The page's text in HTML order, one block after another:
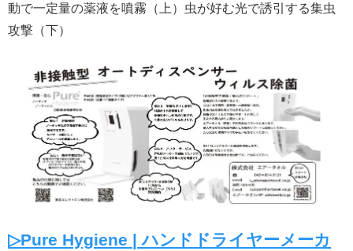
動で一定量の薬液を噴霧（上）虫が好む光で誘引する集虫
攻撃（下）
▷Pure Hygiene | ハンドドライヤーメーカ